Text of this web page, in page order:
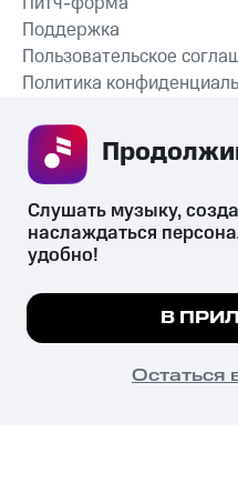
СКАЧАТЬ
Поддержка
Пользовательское
Политика
психотропных веществ, их
их незаконный оборот
законодательством
© 2026 ООО «КИОН».
Все права защищены
Мы используем куки,
Подробнее
Слушать музыку,
наслаждаться
удобно!
В
Остаться